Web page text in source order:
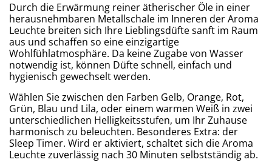
Durch die Erwärmung reiner ätherischer Öle in einer
herausnehmbaren Metallschale im Inneren der Aroma
Leuchte breiten sich Ihre Lieblingsdüfte sanft im Raum
aus und schaffen so eine einzigartige
Wohlfühlatmosphäre. Da keine Zugabe von Wasser
notwendig ist, können Düfte schnell, einfach und
hygienisch gewechselt werden.
Wählen Sie zwischen den Farben Gelb, Orange, Rot,
Grün, Blau und Lila, oder einem warmen Weiß in zwei
unterschiedlichen Helligkeitsstufen, um Ihr Zuhause
harmonisch zu beleuchten. Besonderes Extra: der
Sleep Timer. Wird er aktiviert, schaltet sich die Aroma
Leuchte zuverlässig nach 30 Minuten selbstständig ab.